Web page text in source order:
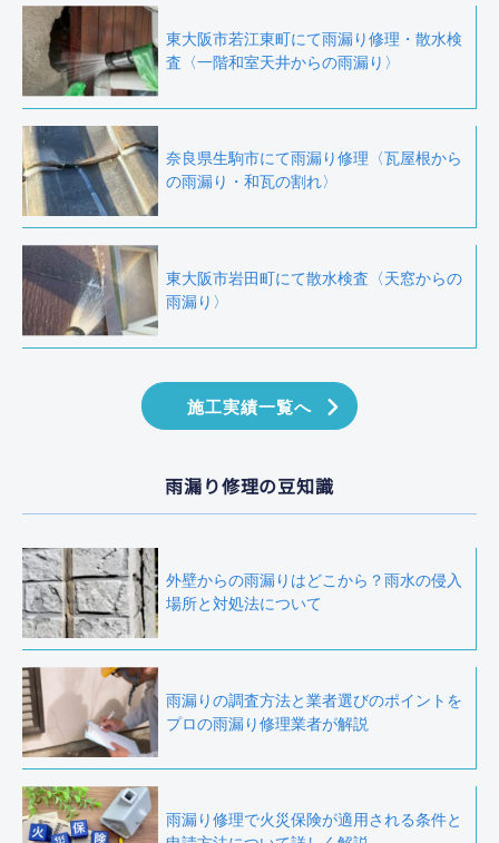
東大阪市若江東町にて雨漏り修理・散水検
査〈一階和室天井からの雨漏り〉
奈良県生駒市にて雨漏り修理〈瓦屋根から
の雨漏り・和瓦の割れ〉
東大阪市岩田町にて散水検査〈天窓からの
雨漏り〉
施工実績一覧へ
雨漏り修理の豆知識
外壁からの雨漏りはどこから？雨水の侵入
場所と対処法について
雨漏りの調査方法と業者選びのポイントを
プロの雨漏り修理業者が解説
雨漏り修理で火災保険が適用される条件と